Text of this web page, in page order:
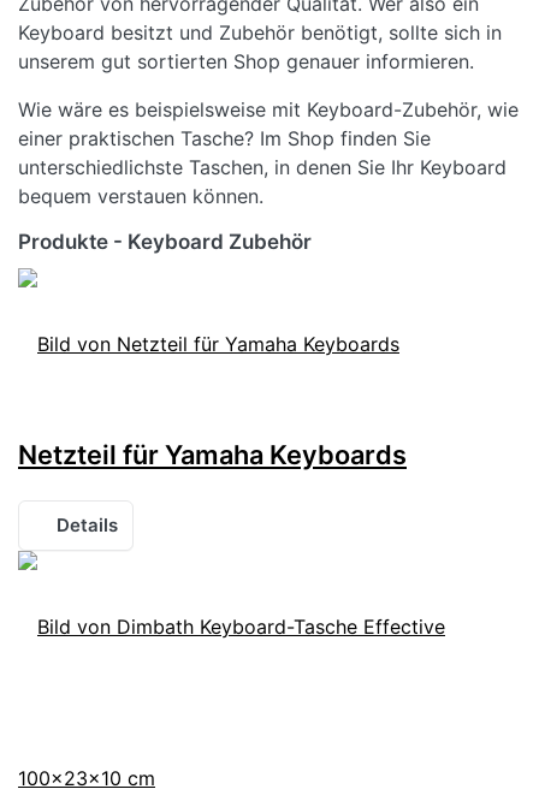
Keyboard besitzt und Zubehör benötigt, sollte sich in
unserem gut sortierten Shop genauer informieren.
Wie wäre es beispielsweise mit Keyboard-Zubehör, wie
einer praktischen Tasche? Im Shop finden Sie
unterschiedlichste Taschen, in denen Sie Ihr Keyboard
bequem verstauen können.
Produkte - Keyboard Zubehör
Netzteil für Yamaha Keyboards
Details